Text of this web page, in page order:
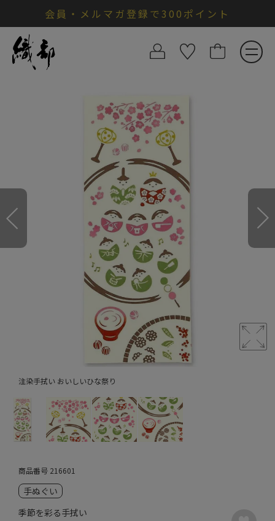
会員・メルマガ登録で300ポイント
注染手拭い おいしいひな祭り
商品番号 216601
手ぬぐい
季節を彩る手拭い